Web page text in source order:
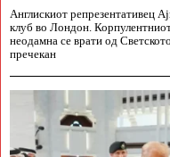
Англискиот репрезентативец
клуб во Лондон.
неодамна се врати од
пречекан